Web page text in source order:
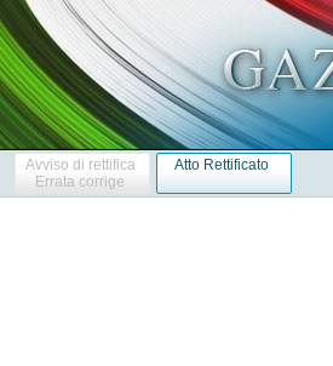
Avviso di rettifica
Errata corrige
Atto Rettificato